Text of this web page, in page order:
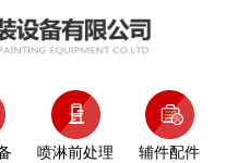
喷淋前处理 辅件配件